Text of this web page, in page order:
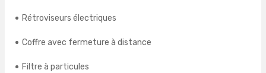
Rétroviseurs électriques
Coffre avec fermeture à distance
Filtre à particules